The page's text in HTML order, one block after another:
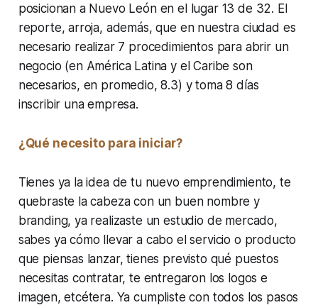
posicionan a Nuevo León en el lugar 13 de 32. El
reporte, arroja, además, que en nuestra ciudad es
necesario realizar 7 procedimientos para abrir un
negocio (en América Latina y el Caribe son
necesarios, en promedio, 8.3) y toma 8 días
inscribir una empresa.
¿Qué necesito para iniciar?
Tienes ya la idea de tu nuevo emprendimiento, te
quebraste la cabeza con un buen nombre y
branding, ya realizaste un estudio de mercado,
sabes ya cómo llevar a cabo el servicio o producto
que piensas lanzar, tienes previsto qué puestos
necesitas contratar, te entregaron los logos e
imagen, etcétera. Ya cumpliste con todos los pasos